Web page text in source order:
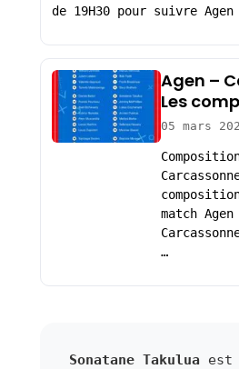
de 19H30 pour suivre Agen
Agen –
Les
05 mars
match
…
Sonatane Takulua est